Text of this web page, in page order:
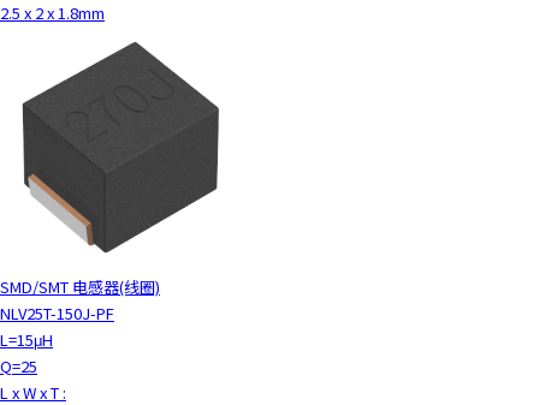
2.5 x 2 x 1.8mm
SMD/SMT 电感器(线圈)
NLV25T-150J-PF
L=15μH
Q=25
L x W x T :